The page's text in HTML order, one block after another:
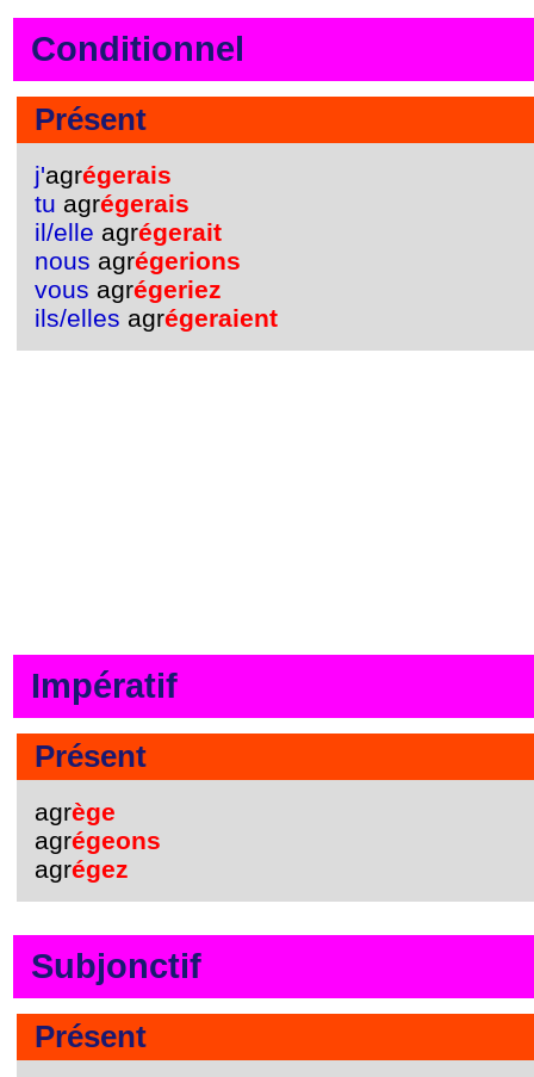
Conditionnel
Présent
j'agrégerais
tu agrégerais
il/elle agrégerait
nous agrégerions
vous agrégeriez
ils/elles agrégeraient
Impératif
Présent
agrège
agrégeons
agrégez
Subjonctif
Présent